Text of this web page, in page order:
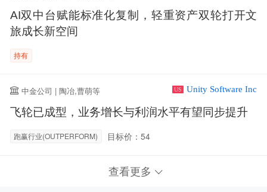
AI双中台赋能标准化复制，轻重资产双轮打开文
旅成长新空间
持有
中金公司 | 陶冶,曹萌等 US Unity Software Inc
飞轮已成型，业务增长与利润水平有望同步提升
跑赢行业(OUTPERFORM) 目标价：54
查看更多